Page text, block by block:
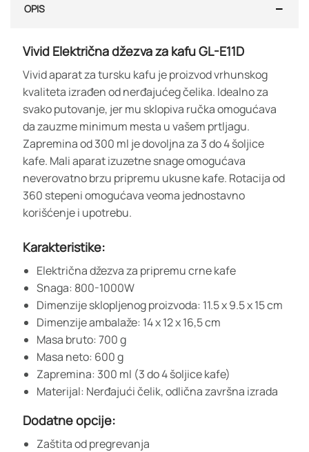
OPIS
Vivid Električna džezva za kafu GL-E11D
Vivid aparat za tursku kafu je proizvod vrhunskog
kvaliteta izrađen od nerđajućeg čelika. Idealno za
svako putovanje, jer mu sklopiva ručka omogućava
da zauzme minimum mesta u vašem prtljagu.
Zapremina od 300 ml je dovoljna za 3 do 4 šoljice
kafe. Mali aparat izuzetne snage omogućava
neverovatno brzu pripremu ukusne kafe. Rotacija od
360 stepeni omogućava veoma jednostavno
korišćenje i upotrebu.
Karakteristike:
Električna džezva za pripremu crne kafe
Snaga: 800-1000W
Dimenzije sklopljenog proizvoda: 11.5 x 9.5 x 15 cm
Dimenzije ambalaže: 14 x 12 x 16,5 cm
Masa bruto: 700 g
Masa neto: 600 g
Zapremina: 300 ml (3 do 4 šoljice kafe)
Materijal: Nerđajući čelik, odlična završna izrada
Dodatne opcije:
Zaštita od pregrevanja